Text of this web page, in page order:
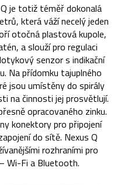
je totiž téměř dokonalá
která váží necelý jeden
otočná plastová kupole,
a slouží pro regulaci
senzor s indikační
Na přídomku tajuplného
jsou umístěny do spirály
na činnosti jej prosvětlují.
opracovaného zinku.
konektory pro připojení
do sítě. Nexus Q
rozhraními pro
Wi-Fi a Bluetooth.